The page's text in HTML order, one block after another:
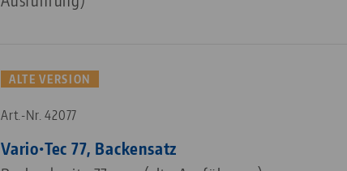
ALTE VERSION
Art.-Nr. 42077
Vario•Tec 77, Backensatz